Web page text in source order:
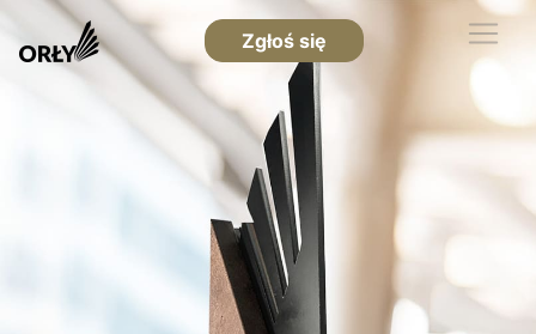
Zgłoś się